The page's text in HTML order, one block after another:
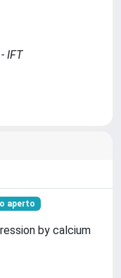
IFT
aperto
by calcium